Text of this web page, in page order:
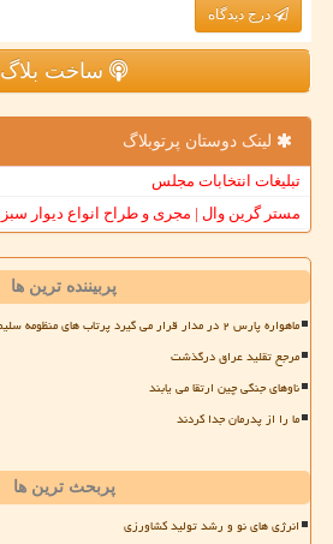
درج دیدگاه
ساخت بلاگ
لینک دوستان پرتوبلاگ
تبلیغات انتخابات مجلس
مستر گرین وال | مجری و طراح انواع دیوار سبز
پربیننده ترین ها
ماهواره پارس ۲ در مدار قرار می گیرد پرتاب های منظومه سلیمانی در۱۴۰۵
مرجع تقلید عراق درگذشت
ناوهای جنگی چین ارتقا می یابند
ما را از پدرمان جدا کردند
پربحث ترین ها
انرژی های نو و رشد تولید کشاورزی